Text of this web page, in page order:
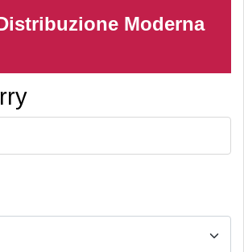
Moderna
titolo